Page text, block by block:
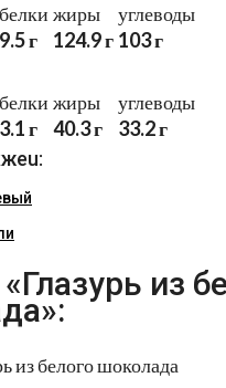
белки
9.5 г
жиры
124.9 г
углеводы
103 г
белки
3.1 г
жиры
40.3 г
углеводы
33.2 г
из